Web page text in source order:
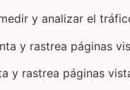
y analizar el
y rastrea páginas
y rastrea páginas